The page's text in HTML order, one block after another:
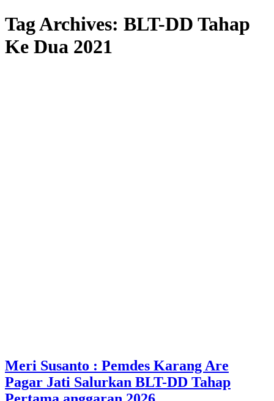
Tag Archives: BLT-DD Tahap
Ke Dua 2021
Meri Susanto : Pemdes Karang Are
Pagar Jati Salurkan BLT-DD Tahap